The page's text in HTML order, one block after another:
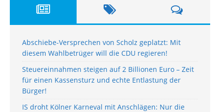
Abschiebe-Versprechen von Scholz geplatzt: Mit
diesem Wahlbetrüger will die CDU regieren!
Steuereinnahmen steigen auf 2 Billionen Euro – Zeit
für einen Kassensturz und echte Entlastung der
Bürger!
IS droht Kölner Karneval mit Anschlägen: Nur die